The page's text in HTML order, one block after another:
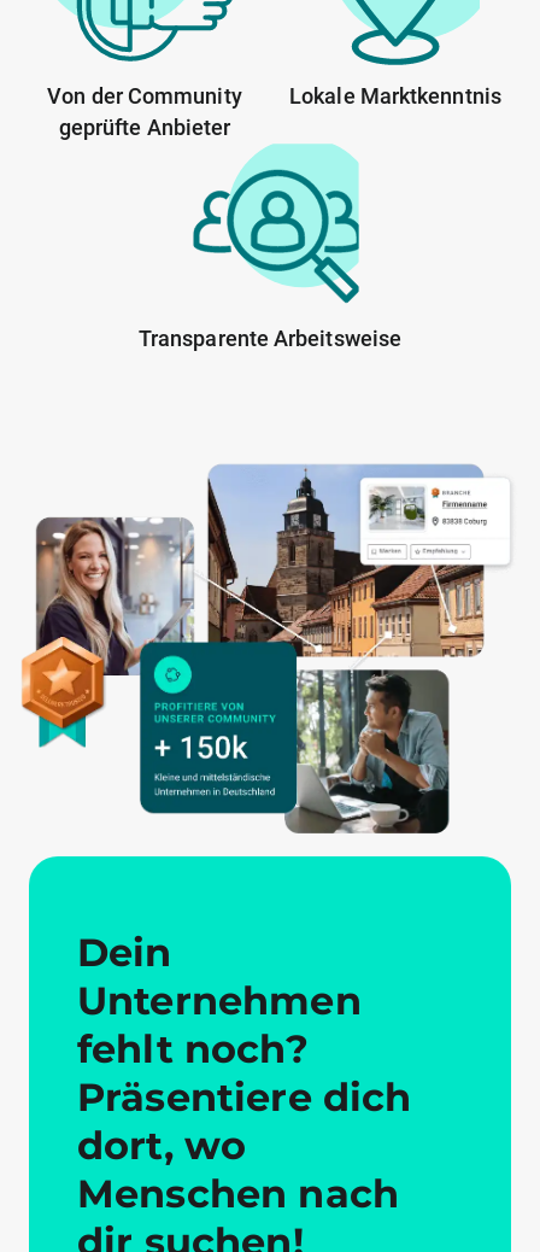
Von der Community
geprüfte Anbieter
Lokale Marktkenntnis
Transparente Arbeitsweise
Dein
Unternehmen
fehlt noch?
Präsentiere dich
dort, wo
Menschen nach
dir suchen!